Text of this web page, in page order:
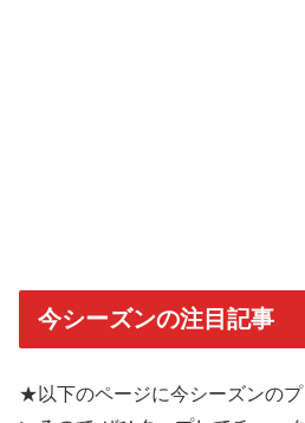
今シーズンの注目記事
★以下のページに今シーズンの